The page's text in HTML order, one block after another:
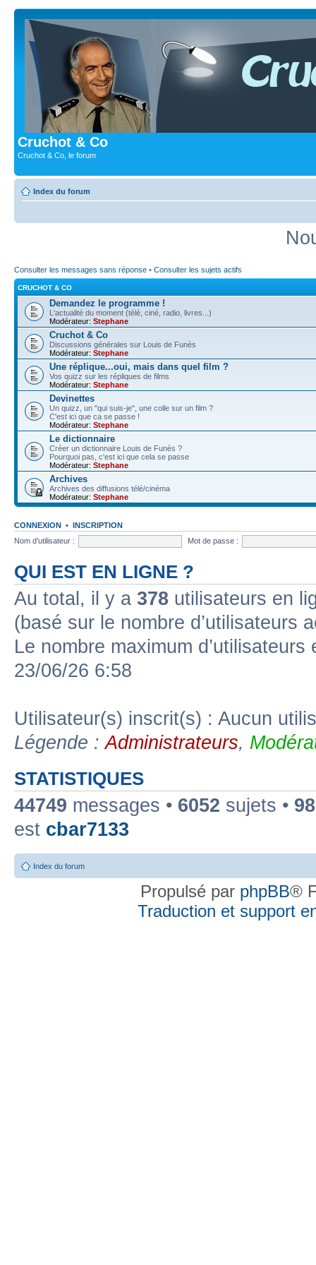
Cruchot & Co
Cruchot & Co, le forum
Index du forum
Consulter les messages sans réponse • Consulter les sujets actifs
CRUCHOT & CO
Demandez le programme !
L'actualité du moment (télé, ciné, radio, livres...)
Modérateur: Stephane
Cruchot & Co
Discussions générales sur Louis de Funès
Modérateur: Stephane
Une réplique...oui, mais dans quel film ?
Vos quizz sur les répliques de films
Modérateur: Stephane
Devinettes
Un quizz, un "qui suis-je", une colle sur un film ?
C'est ici que ca se passe !
Modérateur: Stephane
Le dictionnaire
Créer un dictionnaire Louis de Funès ?
Pourquoi pas, c'est ici que cela se passe
Modérateur: Stephane
Archives
Archives des diffusions télé/cinéma
Modérateur: Stephane
CONNEXION • INSCRIPTION
Nom d’utilisateur :
Mot de passe :
QUI EST EN LIGNE ?
Au total, il y a 378 utilisateurs en
(basé sur le nombre d’utilisateurs
Le nombre maximum
23/06/26 6:58
Utilisateur(s) inscrit(s) : Aucun
Légende :Administrateurs,
STATISTIQUES
44749 messages • 6052 sujets •
est cbar7133
Index du forum
Propulsé par phpBB®
Traduction et support